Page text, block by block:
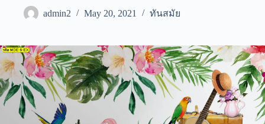
admin2 May 20, 2021 ทันสมัย